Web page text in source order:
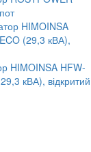
HIMOINSA HFW-
кВА), відкритий